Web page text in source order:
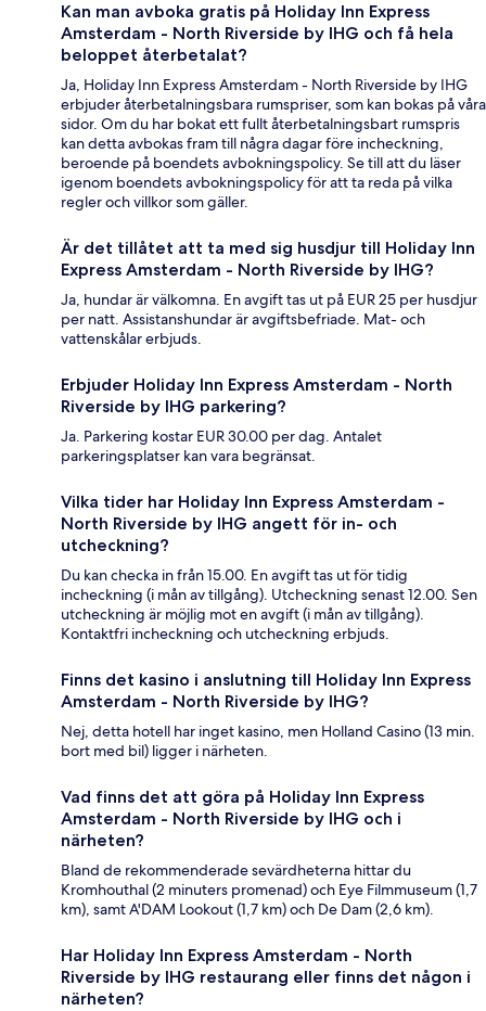
Kan man avboka gratis på Holiday Inn Express
Amsterdam - North Riverside by IHG och få hela
beloppet återbetalat?
Ja, Holiday Inn Express Amsterdam - North Riverside by IHG
erbjuder återbetalningsbara rumspriser, som kan bokas på våra
sidor. Om du har bokat ett fullt återbetalningsbart rumspris
kan detta avbokas fram till några dagar före incheckning,
beroende på boendets avbokningspolicy. Se till att du läser
igenom boendets avbokningspolicy för att ta reda på vilka
regler och villkor som gäller.
Är det tillåtet att ta med sig husdjur till Holiday Inn
Express Amsterdam - North Riverside by IHG?
Ja, hundar är välkomna. En avgift tas ut på EUR 25 per husdjur
per natt. Assistanshundar är avgiftsbefriade. Mat- och
vattenskålar erbjuds.
Erbjuder Holiday Inn Express Amsterdam - North
Riverside by IHG parkering?
Ja. Parkering kostar EUR 30.00 per dag. Antalet
parkeringsplatser kan vara begränsat.
Vilka tider har Holiday Inn Express Amsterdam -
North Riverside by IHG angett för in- och
utcheckning?
Du kan checka in från 15.00. En avgift tas ut för tidig
incheckning (i mån av tillgång). Utcheckning senast 12.00. Sen
utcheckning är möjlig mot en avgift (i mån av tillgång).
Kontaktfri incheckning och utcheckning erbjuds.
Finns det kasino i anslutning till Holiday Inn Express
Amsterdam - North Riverside by IHG?
Nej, detta hotell har inget kasino, men Holland Casino (13 min.
bort med bil) ligger i närheten.
Vad finns det att göra på Holiday Inn Express
Amsterdam - North Riverside by IHG och i
närheten?
Bland de rekommenderade sevärdheterna hittar du
Kromhouthal (2 minuters promenad) och Eye Filmmuseum (1,7
km), samt A'DAM Lookout (1,7 km) och De Dam (2,6 km).
Har Holiday Inn Express Amsterdam - North
Riverside by IHG restaurang eller finns det någon i
närheten?